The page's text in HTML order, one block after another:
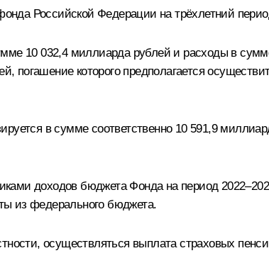
Российской Федерации на трёхлетний
10 032,4 миллиарда рублей и расходы в
которого предполагается
в сумме соответственно 10 591,9
доходов бюджета Фонда на период
из федерального бюджета.
осуществляться выплата страховых